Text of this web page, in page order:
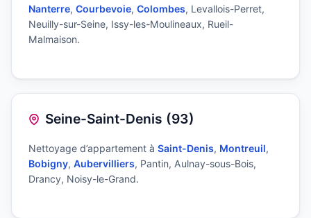
Nanterre, Courbevoie, Colombes, Levallois-Perret,
Neuilly-sur-Seine, Issy-les-Moulineaux, Rueil-
Malmaison.
Seine-Saint-Denis (93)
Nettoyage d’appartement à Saint-Denis, Montreuil,
Bobigny, Aubervilliers, Pantin, Aulnay-sous-Bois,
Drancy, Noisy-le-Grand.